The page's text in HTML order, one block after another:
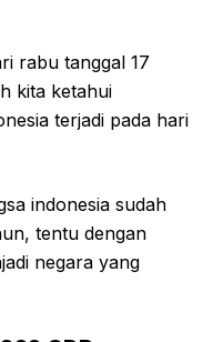
rabu tanggal 17
kita ketahui
terjadi pada hari
indonesia sudah
tentu dengan
negara yang